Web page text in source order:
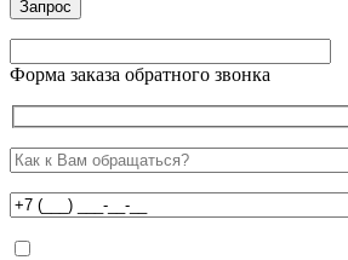
Форма заказа обратного звонка